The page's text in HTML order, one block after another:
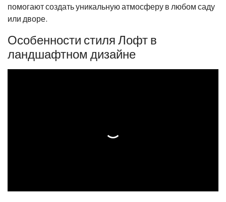
помогают создать уникальную атмосферу в любом саду
или дворе.
Особенности стиля Лофт в
ландшафтном дизайне